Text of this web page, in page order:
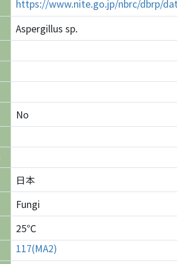
https://www.nite.go.jp/nbrc/dbrp/
Aspergillus sp.
No
日本
Fungi
25℃
117(MA2)